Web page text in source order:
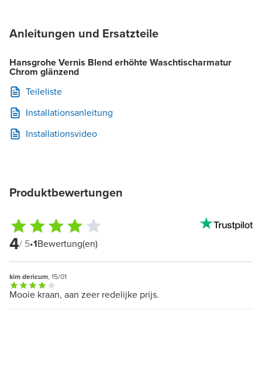
Anleitungen und Ersatzteile
Hansgrohe Vernis Blend erhöhte Waschtischarmatur
Chrom glänzend
Teileliste
Installationsanleitung
Installationsvideo
Produktbewertungen
4/ 5•1Bewertung(en)
kim dericum, 15/01
Mooie kraan, aan zeer redelijke prijs.